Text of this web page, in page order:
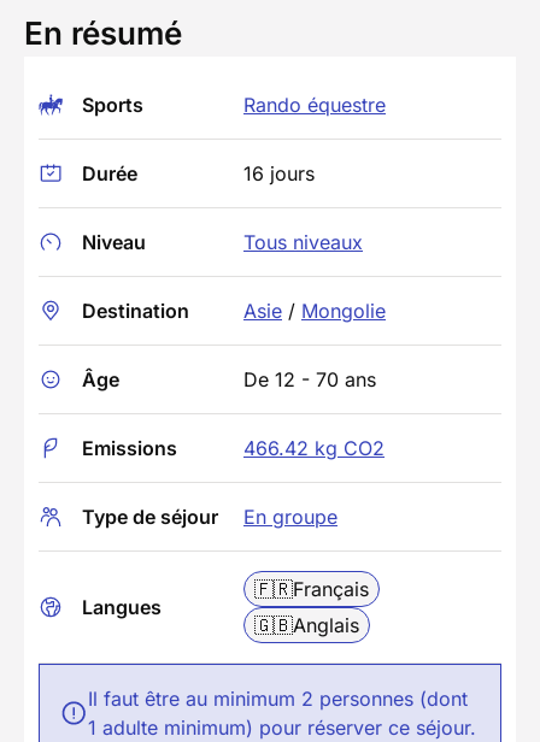
En résumé
Sports Rando équestre
Durée 16 jours
Niveau Tous niveaux
Destination Asie / Mongolie
Âge De 12 - 70 ans
Emissions 466.42 kg CO2
Type de séjour En groupe
Langues
🇫🇷Français
🇬🇧Anglais
Il faut être au minimum 2 personnes (dont
1 adulte minimum) pour réserver ce séjour.